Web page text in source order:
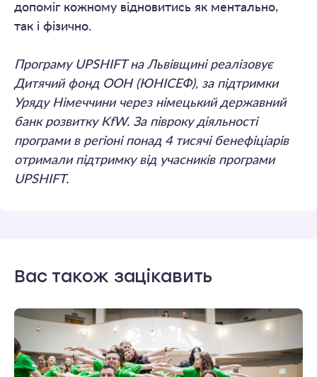
допоміг кожному відновитись як ментально,
так і фізично.
Програму UPSHIFT на Львівщині реалізовує
Дитячий фонд ООН (ЮНІСЕФ), за підтримки
Уряду Німеччини через німецький державний
банк розвитку KfW. За півроку діяльності
програми в регіоні понад 4 тисячі бенефіціарів
отримали підтримку від учасників програми
UPSHIFT.
Вас також зацікавить